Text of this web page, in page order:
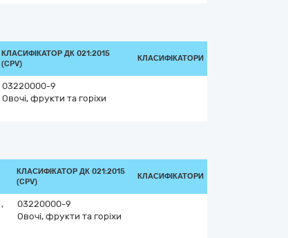
КЛАСИФІКАТОР ДК 021:2015
(CPV)
КЛАСИФІКАТОРИ
03220000-9
Овочі, фрукти та горіхи
КЛАСИФІКАТОР ДК 021:2015
(CPV)
КЛАСИФІКАТОРИ
,
03220000-9
Овочі, фрукти та горіхи